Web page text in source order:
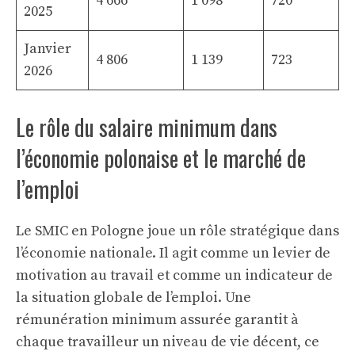
2025
Janvier
2026
4 806 1 139 723
Le rôle du salaire minimum dans
l’économie polonaise et le marché de
l’emploi
Le SMIC en Pologne joue un rôle stratégique dans
l’économie nationale. Il agit comme un levier de
motivation au travail et comme un indicateur de
la situation globale de l’emploi. Une
rémunération minimum assurée garantit à
chaque travailleur un niveau de vie décent, ce